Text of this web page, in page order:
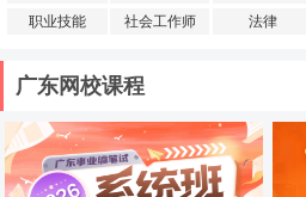
职业技能
社会工作师 法律
广东网校课程